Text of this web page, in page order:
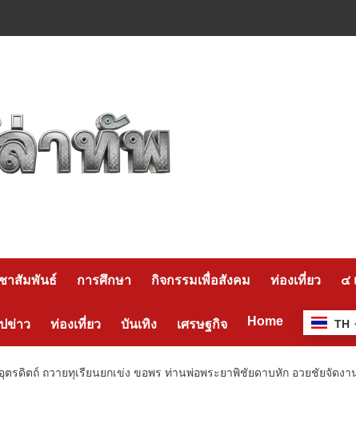
าสัมพันธ์ การศึกษา กิจกรรมเพื่อสังคม ท่องเที่ยว ๔
ข่าว ท่องเที่ยว บันเทิง เศรษฐกิจ Home TH
ตรดิตถ์ ถวายทุเรียนยกเข่ง ขอพร ท่านพ่อพระยาพิชัยดาบหัก อวยชัยจัดง